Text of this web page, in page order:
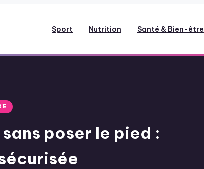
Sport Nutrition Santé & Bien-être
poser le pied :